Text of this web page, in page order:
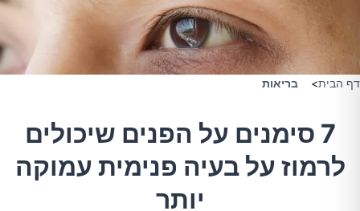
דף הבית> בריאות
7 סימנים על הפנים שיכולים
לרמוז על בעיה פנימית עמוקה
יותר